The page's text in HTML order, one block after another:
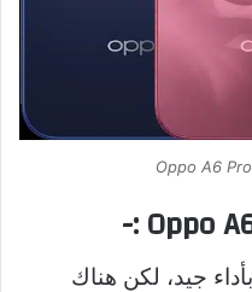
جيد، لكن هناك